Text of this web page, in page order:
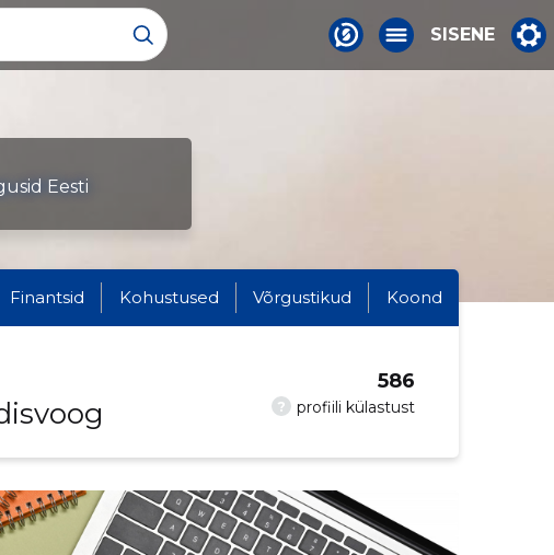
SISENE
Eesti
Finantsid Kohustused Võrgustikud Koond
? profiili külastust
586